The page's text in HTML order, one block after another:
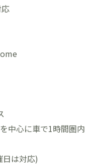
中心に車で1時間圏内
は対応)